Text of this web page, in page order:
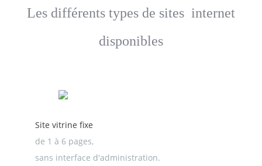
Les différents types de sites internet
disponibles
Site vitrine fixe
de 1 à 6 pages,
sans interface d'administration.